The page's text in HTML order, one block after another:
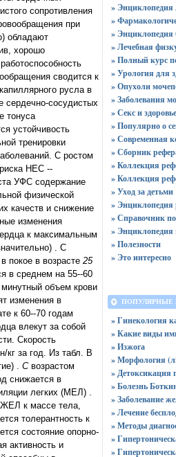
сопротивления
при
обладают
хорошо
сводится к
русла в
сосудистых
тонуса
устойчивость
тренировки
С ростом
НЕС --
УФС содержание
физической
качеств и снижение
изменения
к максимальным
. С
покое в возрасте 25
в среднем на 55--60
объем крови
изменения в
к 60--70 годам
влекут за собой
Скорость
кг за год. Из табл. В
. С возрастом
снижается в
легких (МЕЛ) .
к массе тела,
толерантность к
состояние опорно-
активность и
» Энциклопедия
»
» Энциклопедия
» Лечебная
» Полный курс
» Урология для
» Опухоли
» Заболевания
» Секс и здоровье
» Популярно о
» Современная
» Сборник
» Коллекция
» Уход за детьми
» Энциклопедия
» Справочник
» Полезности
» Это интересно
ПОПУЛЯРНЫЕ
» Изжога
» Заболевание
» Лечение
» Методы
»